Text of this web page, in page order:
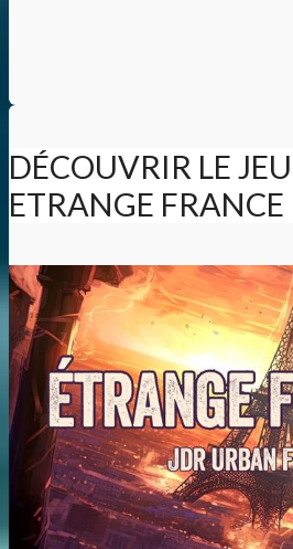
DÉCOUVRIR LE
ETRANGE FRANCE